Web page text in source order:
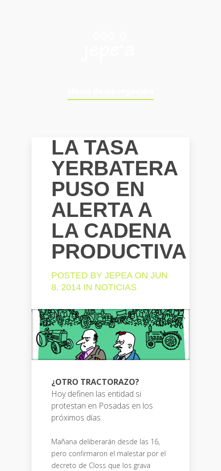
LA TASA
YERBATERA
PUSO EN
ALERTA A
LA CADENA
PRODUCTIVA
POSTED BY JEPEAON JUN
8, 2014 IN NOTICIAS
¿OTRO TRACTORAZO?
Hoy definen las entidad si
protestan en Posadas en los
próximos días.
Mañana deliberarán desde las 16,
pero confirmaron el malestar por el
decreto de Closs que los grava